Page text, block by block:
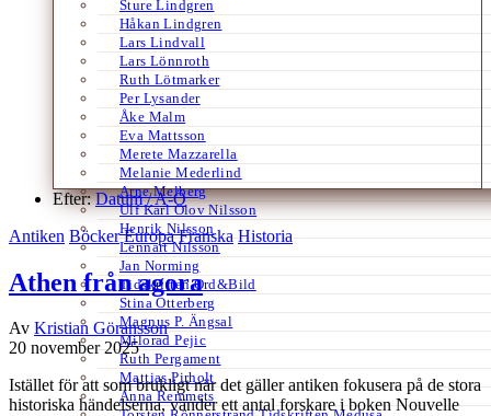
Sture Lindgren
Håkan Lindgren
Lars Lindvall
Lars Lönnroth
Ruth Lötmarker
Per Lysander
Åke Malm
Eva Mattsson
Merete Mazzarella
Melanie Mederlind
Arne Melberg
Ulf Karl Olov Nilsson
Henrik Nilsson
Lennart Nilsson
Jan Norming
Tidskriften Ord&Bild
Stina Otterberg
Magnus P. Ängsal
Milorad Pejic
Ruth Pergament
Mattias Pirholt
Anna Remmets
Efter:Datum /A-Ö
Antiken Böcker Europa Franska Historia
Athen från agora
Av Kristian Göransson
20 november 2025
Istället för att som brukligt när det gäller antiken fokusera på de stora
historiska händelserna, vänder ett antal forskare i boken Nouvelle